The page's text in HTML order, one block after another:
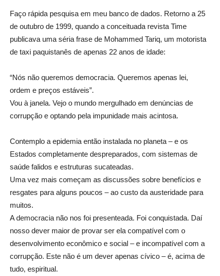
Faço rápida pesquisa em meu banco de dados. Retorno a 25
de outubro de 1999, quando a conceituada revista Time
publicava uma séria frase de Mohammed Tariq, um motorista
de taxi paquistanês de apenas 22 anos de idade:
“Nós não queremos democracia. Queremos apenas lei,
ordem e preços estáveis”.
Vou à janela. Vejo o mundo mergulhado em denúncias de
corrupção e optando pela impunidade mais acintosa.
Contemplo a epidemia então instalada no planeta – e os
Estados completamente despreparados, com sistemas de
saúde falidos e estruturas sucateadas.
Uma vez mais começam as discussões sobre benefícios e
resgates para alguns poucos – ao custo da austeridade para
muitos.
A democracia não nos foi presenteada. Foi conquistada. Daí
nosso dever maior de provar ser ela compatível com o
desenvolvimento econômico e social – e incompatível com a
corrupção. Este não é um dever apenas cívico – é, acima de
tudo, espiritual.